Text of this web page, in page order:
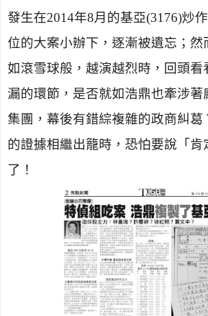
發生在2014年8月的基亞(3176)炒
位的大案小辦下，逐漸被遺忘；然
如滾雪球般，越演越烈時，回頭看
漏的環節，是否就如浩鼎也牽涉著
集團，幕後有錯綜複雜的政商糾葛
的證據相繼出籠時，恐怕要說「肯
了！